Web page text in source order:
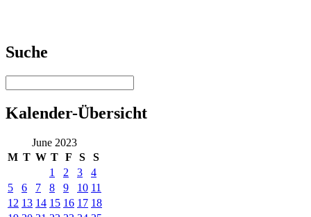
Suche
Kalender-Übersicht
June 2023
M T W T F S
S
1
2 3
4
5
6 7 8 9 10 11
12 13 14 15 16 17 18